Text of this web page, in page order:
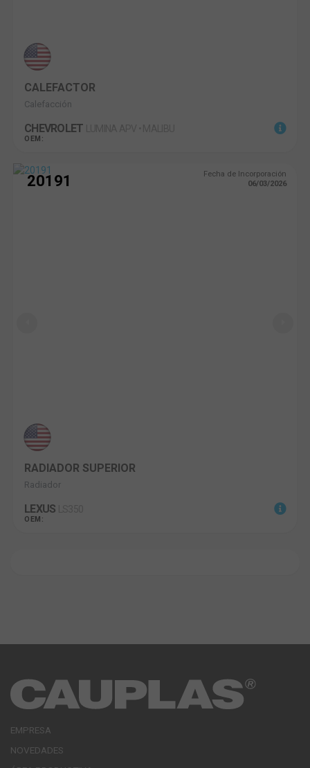
CALEFACTOR
Calefacción
CHEVROLET
OEM:
20191
Fecha de Incorporación
06/03/2026
RADIADOR SUPERIOR
Radiador
LEXUS
OEM:
EMPRESA
NOVEDADES